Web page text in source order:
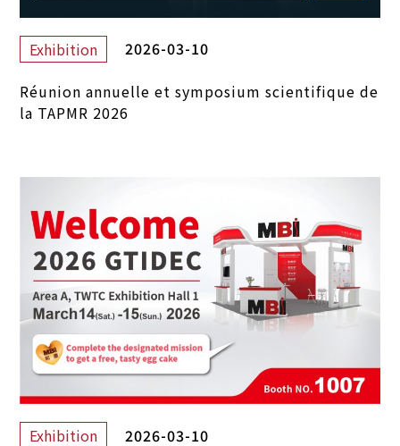
Exhibition
2026-03-10
Réunion annuelle et symposium scientifique de
la TAPMR 2026
Exhibition 2026-03-10